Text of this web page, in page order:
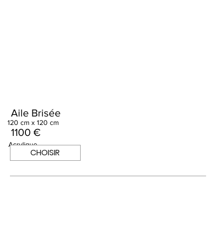
Aile Brisée
Acrylique
1100 €
120 cm x 120 cm
CHOISIR